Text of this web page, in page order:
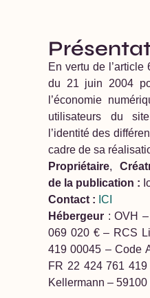
En vertu de
du 21 juin 2004
l’économie
utilisateurs du
l’identité des
cadre de sa
Propriétaire,
de la publication :
Contact : ICI
Hébergeur : OVH
069 020 € – RCS
419 00045 – Code
FR 22 424 761
Kellermann –